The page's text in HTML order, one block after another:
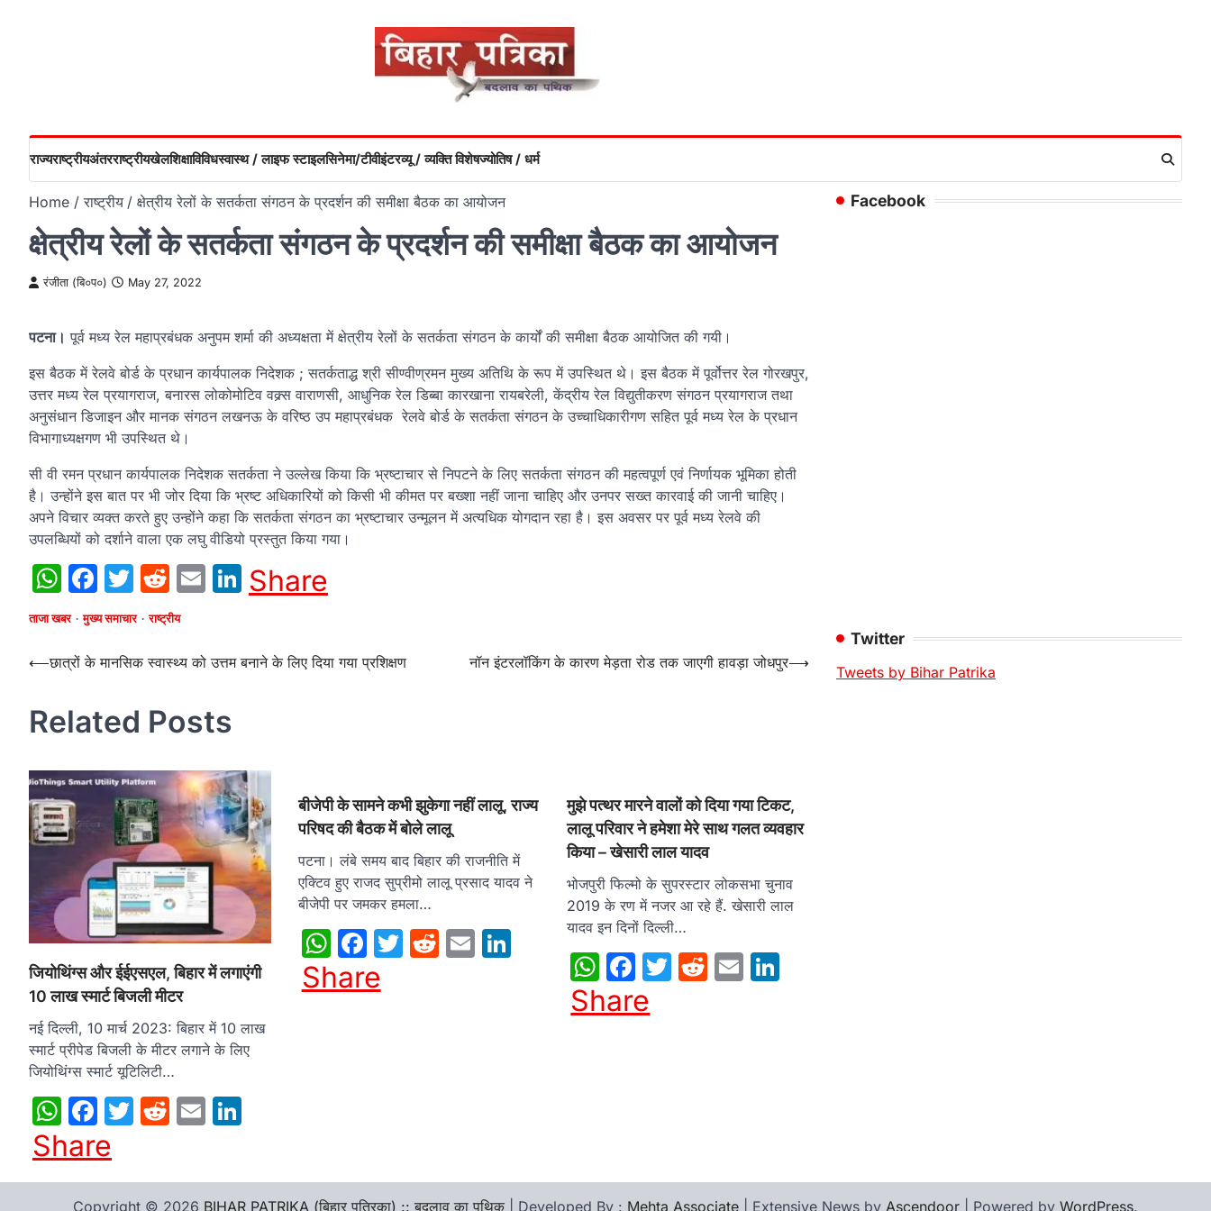
राज्यराष्ट्रीयअंतरराष्ट्रीयखेलशिक्षाविविधस्वास्थ / लाइफ स्टाइलसिनेमा/टीवीइंटरव्यू / व्यक्ति विशेषज्योतिष / धर्म
Home राष्ट्रीय क्षेत्रीय रेलों के सतर्कता संगठन के प्रदर्शन की समीक्षा बैठक का आयोजन
क्षेत्रीय रेलों के सतर्कता संगठन के प्रदर्शन की समीक्षा बैठक का आयोजन
रंजीता (बि०प०) May 27, 2022
पटना। पूर्व मध्य रेल महाप्रबंधक अनुपम शर्मा की अध्यक्षता में क्षेत्रीय रेलों के सतर्कता संगठन के कार्यों की समीक्षा बैठक आयोजित की गयी।
इस बैठक में रेलवे बोर्ड के प्रधान कार्यपालक निदेशक ; सतर्कताद्ध श्री सीण्वीण्रमन मुख्य अतिथि के रूप में उपस्थित थे। इस बैठक में पूर्वोत्तर रेल गोरखपुर,
उत्तर मध्य रेल प्रयागराज, बनारस लोकोमोटिव वक्र्स वाराणसी, आधुनिक रेल डिब्बा कारखाना रायबरेली, केंद्रीय रेल विद्युतीकरण संगठन प्रयागराज तथा
अनुसंधान डिजाइन और मानक संगठन लखनऊ के वरिष्ठ उप महाप्रबंधक रेलवे बोर्ड के सतर्कता संगठन के उच्चाधिकारीगण सहित पूर्व मध्य रेल के प्रधान
विभागाध्यक्षगण भी उपस्थित थे।
सी वी रमन प्रधान कार्यपालक निदेशक सतर्कता ने उल्लेख किया कि भ्रष्टाचार से निपटने के लिए सतर्कता संगठन की महत्वपूर्ण एवं निर्णायक भूमिका होती
है। उन्होंने इस बात पर भी जोर दिया कि भ्रष्ट अधिकारियों को किसी भी कीमत पर बख्शा नहीं जाना चाहिए और उनपर सख्त कारवाई की जानी चाहिए।
अपने विचार व्यक्त करते हुए उन्होंने कहा कि सतर्कता संगठन का भ्रष्टाचार उन्मूलन में अत्यधिक योगदान रहा है। इस अवसर पर पूर्व मध्य रेलवे की
उपलब्धियों को दर्शाने वाला एक लघु वीडियो प्रस्तुत किया गया।
WhatsApp
Facebook
Twitter
Reddit
EmailLinkedIn
Share
ताजा खबर मुख्य समाचार राष्ट्रीय
Post
⟵छात्रों के मानसिक स्वास्थ्य को उत्तम बनाने के लिए दिया गया प्रशिक्षण नॉन इंटरलॉकिंग के कारण मेड़ता रोड तक जाएगी हावड़ा जोधपुर⟶
Related Posts
जियोथिंग्स और ईईएसएल, बिहार में लगाएंगी
10 लाख स्मार्ट बिजली मीटर
नई दिल्ली, 10 मार्च 2023: बिहार में 10 लाख
स्मार्ट प्रीपेड बिजली के मीटर लगाने के लिए
जियोथिंग्स स्मार्ट यूटिलिटी…
WhatsApp
Facebook
Twitter
Reddit
Email
Share
बीजेपी के सामने कभी झुकेगा नहीं लालू, राज्य
परिषद की बैठक में बोले लालू
पटना। लंबे समय बाद बिहार की राजनीति में
एक्टिव हुए राजद सुप्रीमो लालू प्रसाद यादव ने
बीजेपी पर जमकर हमला…
WhatsApp
Facebook
Twitter
Reddit
EmailLinkedIn
Share
मुझे पत्थर मारने वालों को दिया गया टिकट,
लालू परिवार ने हमेशा मेरे साथ गलत व्यवहार
किया – खेसारी लाल यादव
भोजपुरी फिल्मो के सुपरस्टार लोकसभा चुनाव
2019 के रण में नजर आ रहे हैं. खेसारी लाल
यादव इन दिनों दिल्ली…
WhatsApp
Facebook
Twitter
Reddit
Email
Share
Facebook
Twitter
Tweets by Bihar Patrika
Copyright © 2026 BIHAR PATRIKA (बिहार पत्रिका) :: बदलाव का पथिक | Developed By : Mehta Associate | Extensive News by Ascendoor | Powered by WordPress.